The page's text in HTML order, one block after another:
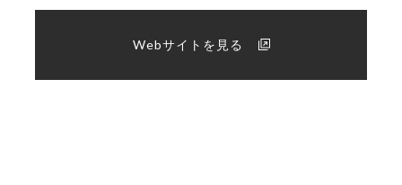
Webサイトを見る